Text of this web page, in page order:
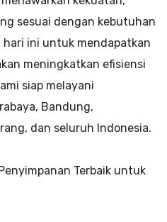
sesuai dengan kebutuhan
hari ini untuk mendapatkan
meningkatkan efisiensi
siap melayani
Bandung,
dan seluruh Indonesia.
Terbaik untuk